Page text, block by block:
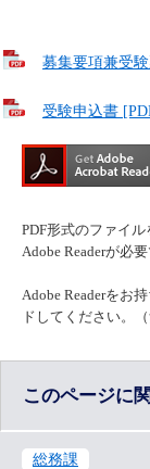
募集要項兼受
受験申込書
PDF形式のファイ
Adobe Readerが必要
Adobe Readerをお
ドしてください。（
このページに
総務課